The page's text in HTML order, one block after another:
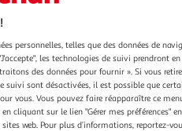
à
Réduire
à
100
%
Partager
le
produit
Vendu par
personnelles, telles que des données de
les technologies de suivi prendront en
des données pour fournir ». Si vous
suivi sont désactivées, il est possible que
vous. Vous pouvez faire réapparaître ce
cliquant sur le lien "Gérer mes préférences" en
web. Pour plus d’informations, reportez-